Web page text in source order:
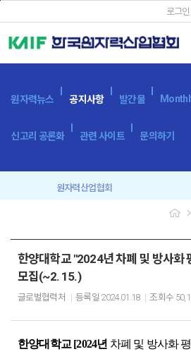
로그인
원자력뉴스 공지사항 발간물
신고리 공론화 관련 사이트 문의하기
원자력산업협회
navigate_next
한양대학교 "2024년 차폐 및 방사화
모집(~2. 15.)
글로벌협력처 등록일 2024.01.18 조회수
한양대학교 [2024년 차폐 및 방사화